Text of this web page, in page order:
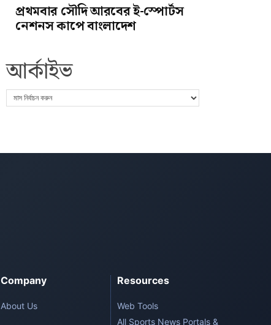
প্রথমবার সৌদি আরবের ই-স্পোর্টস
নেশনস কাপে বাংলাদেশ
আর্কাইভ
Company
About Us
Resources
Web Tools
All Sports News Portals &